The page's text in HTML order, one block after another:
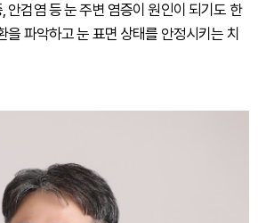
안검염 등 눈 주변 염증이 원인이 되기도 한
을 파악하고 눈 표면 상태를 안정시키는 치